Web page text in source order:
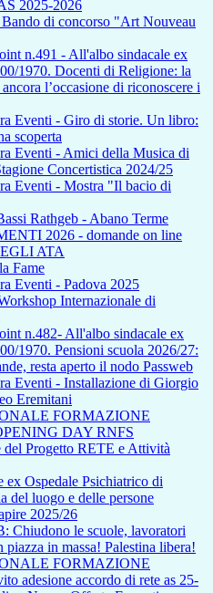
2025-2026
Bando di concorso "Art Nouveau
n.491 - All'albo sindacale ex
1970. Docenti di Religione: la
l’occasione di riconoscere i
Eventi - Giro di storie. Un libro:
scoperta
Eventi - Amici della Musica di
Concertistica 2024/25
Eventi - Mostra "Il bacio di
Rathgeb - Abano Terme
2026 - domande on line
ATA
Fame
Eventi - Padova 2025
Internazionale di
n.482- All'albo sindacale ex
1970. Pensioni scuola 2026/27:
resta aperto il nodo Passweb
Eventi - Installazione di Giorgio
Eremitani
FORMAZIONE
DAY RNFS
del Progetto RETE e Attività
ex Ospedale Psichiatrico di
del luogo e delle persone
2025/26
Chiudono le scuole, lavoratori
piazza in massa! Palestina libera!
FORMAZIONE
adesione accordo di rete as 25-